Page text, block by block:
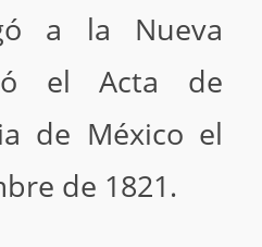
a la Nueva
el Acta de
de México el
de 1821.